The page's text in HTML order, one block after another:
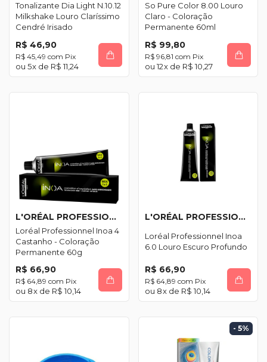
Tonalizante Dia Light N.10.12
Milkshake Louro Claríssimo
Cendré Irisado
R$ 46,90
R$ 45,49 com Pix
5x de R$ 11,24
So Pure Color 8.00 Louro
Claro - Coloração
Permanente 60ml
R$ 99,80
R$ 96,81 com Pix
12x de R$ 10,27
L'ORÉAL PROFESSIONNEL
Loréal Professionnel Inoa 4
Castanho - Coloração
Permanente 60g
R$ 66,90
R$ 64,89 com Pix
8x de R$ 10,14
L'ORÉAL PROFESSIONNEL
Loréal Professionnel Inoa
6.0 Louro Escuro Profundo
R$ 66,90
R$ 64,89 com Pix
8x de R$ 10,14
- 5%